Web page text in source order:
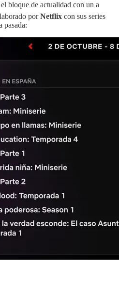
bloque de actualidad con un a
porNetflix con sus series
pasada: